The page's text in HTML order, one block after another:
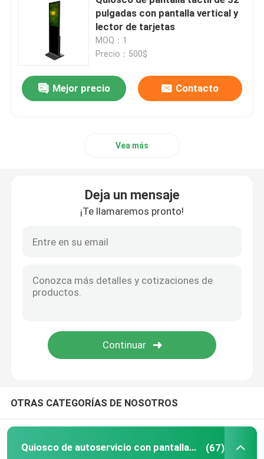
Pida una cita
Quiosco de pedidos automáticos
Quiosco de Digitaces de la pantalla táctil
Digitaces Whiteboard interactivo
Pantalla publicitaria de alto brillo
Pantalla de visualización de la publicidad al aire libre
Mesa de pantalla táctil interactiva
pulgadas con pantalla vertical y
lector de tarjetas
MOQ：1
Precio：500$
Mejor precio Contacto
Vea más
Deja un mensaje
¡Te llamaremos pronto!
OTRAS CATEGORÍAS DE NOSOTROS
Quiosco de autoservicio con pantalla táctil (67)